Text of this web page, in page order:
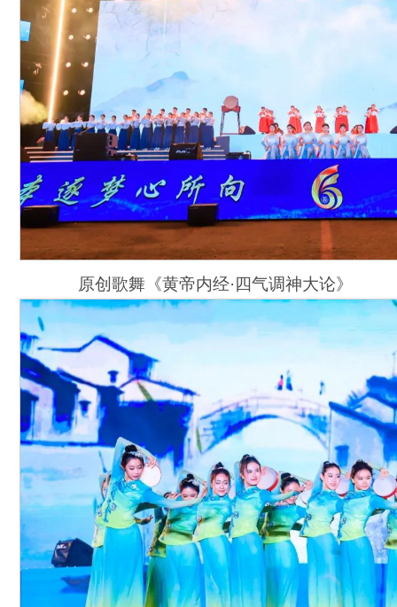
原创歌舞《黄帝内经·四气调神大论》